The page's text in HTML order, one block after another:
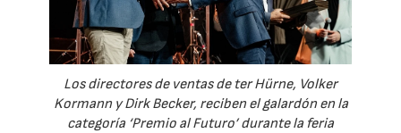
Los directores de ventas de ter Hürne, Volker
Kormann y Dirk Becker, reciben el galardón en la
categoría ‘Premio al Futuro’ durante la feria